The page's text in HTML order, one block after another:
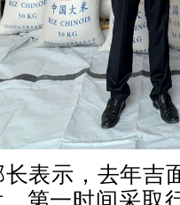
表示，去年吉
第一时间采取